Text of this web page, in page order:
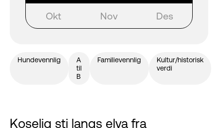
Okt Nov Des
Hundevennlig
A
til
B
Familievennlig
Kultur/historisk
verdi
Koselig sti langs elva fra